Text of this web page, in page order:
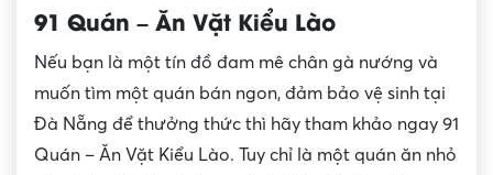
91 Quán – Ăn Vặt Kiểu Lào
Nếu bạn là một tín đồ đam mê chân gà nướng và
muốn tìm một quán bán ngon, đảm bảo vệ sinh tại
Đà Nẵng để thưởng thức thì hãy tham khảo ngay 91
Quán – Ăn Vặt Kiểu Lào. Tuy chỉ là một quán ăn nhỏ